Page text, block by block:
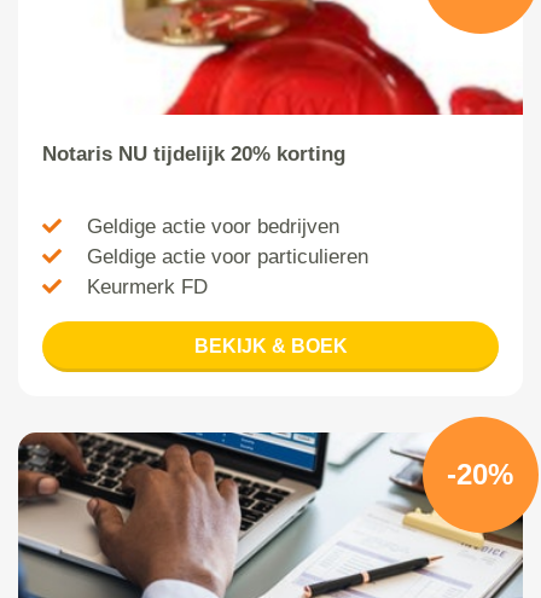
Notaris NU tijdelijk 20% korting
Geldige actie voor bedrijven
Geldige actie voor particulieren
Keurmerk FD
BEKIJK & BOEK
-20%